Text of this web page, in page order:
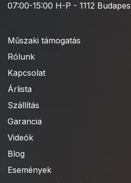
07:00-15:00 H-P - 1112
Műszaki támogatás
Rólunk
Kapcsolat
Árlista
Szállítás
Garancia
Videók
Blog
Események